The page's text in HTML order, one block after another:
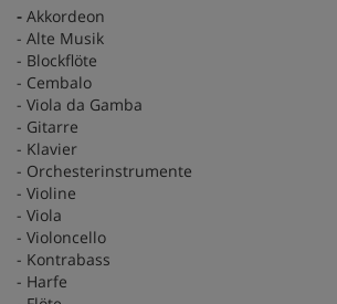
- Akkordeon
- Alte Musik
- Blockflöte
- Cembalo
- Viola da Gamba
- Gitarre
- Klavier
- Orchesterinstrumente
- Violine
- Viola
- Violoncello
- Kontrabass
- Harfe